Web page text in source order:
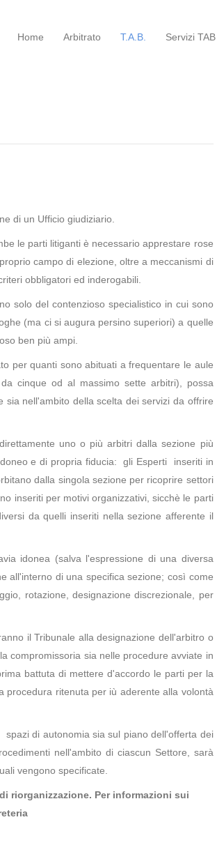
Home Arbitrato T.A.B. Servizi TAB
di un Ufficio giudiziario.
le parti litiganti è necessario apprestare rose
campo di elezione, oltre a meccanismi di
obbligatori ed inderogabili.
solo del contenzioso specialistico in cui sono
(ma ci si augura persino superiori) a quelle
ben più ampi.
per quanti sono abituati a frequentare le aule
cinque od al massimo sette arbitri), possa
nell'ambito della scelta dei servizi da offrire
uno o più arbitri dalla sezione più
e di propria fiducia: gli Esperti inseriti in
dalla singola sezione per ricoprire settori
inseriti per motivi organizzativi, sicchè le parti
da quelli inseriti nella sezione afferente il
idonea (salva l'espressione di una diversa
all'interno di una specifica sezione; così come
rotazione, designazione discrezionale, per
il Tribunale alla designazione dell'arbitro o
compromissoria sia nelle procedure avviate in
battuta di mettere d'accordo le parti per la
procedura ritenuta per iù aderente alla volontà
di autonomia sia sul piano dell'offerta dei
nell'ambito di ciascun Settore, sarà
vengono specificate.
riorganizzazione. Per informazioni sui